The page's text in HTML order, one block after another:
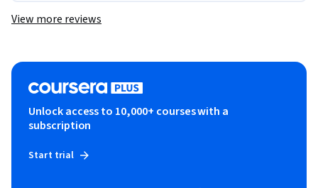
View more reviews
Unlock access to 10,000+ courses with a
subscription
Start trial